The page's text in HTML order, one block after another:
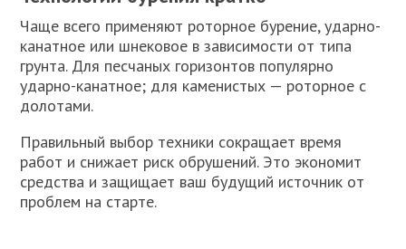
Чаще всего применяют роторное бурение, ударно-
канатное или шнековое в зависимости от типа
грунта. Для песчаных горизонтов популярно
ударно-канатное; для каменистых — роторное с
долотами.
Правильный выбор техники сокращает время
работ и снижает риск обрушений. Это экономит
средства и защищает ваш будущий источник от
проблем на старте.